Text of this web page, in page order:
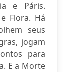
e Páris.
Flora. Há
seus
jogam
para
E a Morte